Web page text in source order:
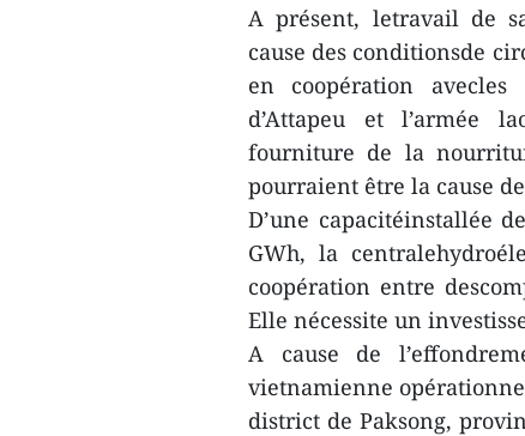
A présent, letravail de
cause des conditionsde
en coopération avecles
d’Attapeu et l’armée
fourniture de la
pourraient être la cause
D’une capacitéinstallée
GWh, la
coopération entre
Elle nécessite un
A cause de
vietnamienne
district de Paksong,